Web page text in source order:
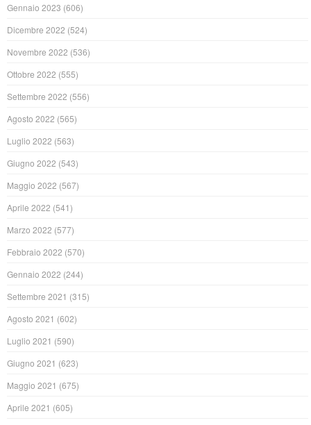
Gennaio 2023 (606)
Dicembre 2022 (524)
Novembre 2022 (536)
Ottobre 2022 (555)
Settembre 2022 (556)
Agosto 2022 (565)
Luglio 2022 (563)
Giugno 2022 (543)
Maggio 2022 (567)
Aprile 2022 (541)
Marzo 2022 (577)
Febbraio 2022 (570)
Gennaio 2022 (244)
Settembre 2021 (315)
Agosto 2021 (602)
Luglio 2021 (590)
Giugno 2021 (623)
Maggio 2021 (675)
Aprile 2021 (605)